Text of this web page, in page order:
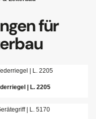
für
| L. 2205